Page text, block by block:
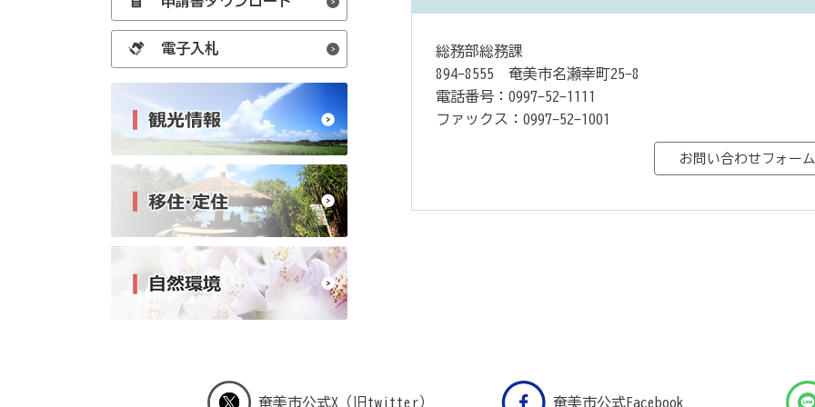
電子入札
総務部総務課
894-8555 奄美市名瀬幸町25-8
電話番号：0997-52-1111
ファックス：0997-52-1001
奄美市公式X（旧twitter） 奄美市公式Facebook